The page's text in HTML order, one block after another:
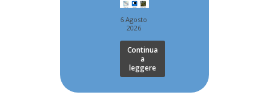
6 Agosto
2026
Continua
a
leggere